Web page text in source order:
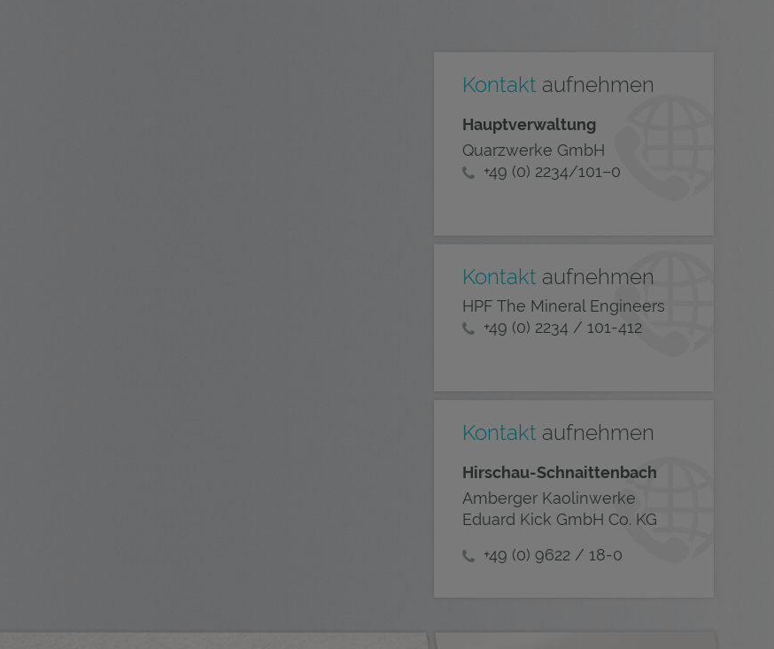
Kontakt aufnehmen
Hauptverwaltung
Quarzwerke GmbH
+49 (0) 2234/101–0
Kontakt aufnehmen
HPF The Mineral Engineers
+49 (0) 2234 / 101-412
Kontakt aufnehmen
Hirschau-Schnaittenbach
Amberger Kaolinwerke
Eduard Kick GmbH Co. KG
+49 (0) 9622 / 18-0